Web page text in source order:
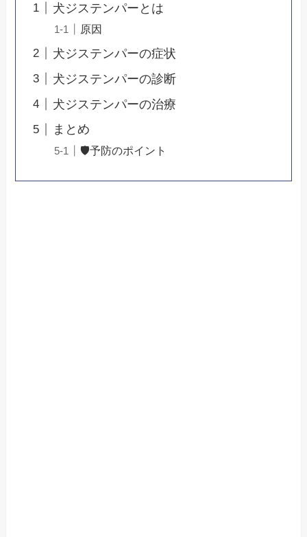
犬ジステンパーとは
原因
犬ジステンパーの症状
犬ジステンパーの診断
犬ジステンパーの治療
まとめ
🛡予防のポイント